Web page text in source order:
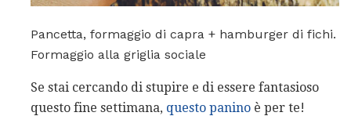
Pancetta, formaggio di capra + hamburger di fichi.
Formaggio alla griglia sociale
Se stai cercando di stupire e di essere fantasioso
questo fine settimana, questo panino è per te!